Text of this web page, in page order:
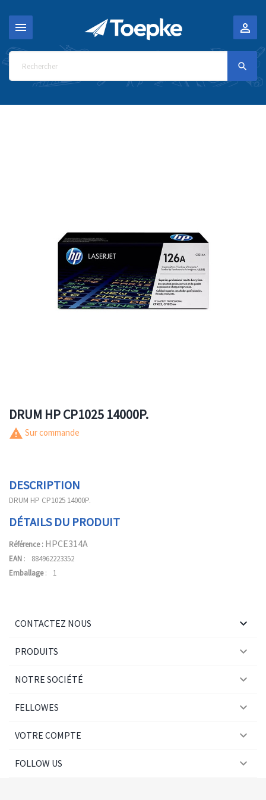
 

DRUM HP CP1025 14000P.
warning Sur commande
DESCRIPTION
DRUM HP CP1025 14000P.
DÉTAILS DU PRODUIT
Référence : HPCE314A
EAN :
884962223352
Emballage: 1
CONTACTEZ NOUS 
PRODUITS 
NOTRE SOCIÉTÉ 
FELLOWES 
VOTRE COMPTE 
FOLLOW US 